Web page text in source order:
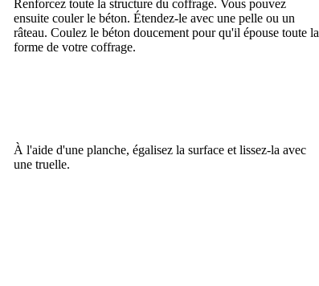
Renforcez toute la structure du coffrage. Vous pouvez
ensuite couler le béton. Étendez-le avec une pelle ou un
râteau. Coulez le béton doucement pour qu'il épouse toute la
forme de votre coffrage.
À l'aide d'une planche, égalisez la surface et lissez-la avec
une truelle.